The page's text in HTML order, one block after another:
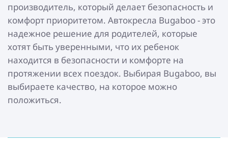
производитель, который делает безопасность и
комфорт приоритетом. Автокресла Bugaboo - это
надежное решение для родителей, которые
хотят быть уверенными, что их ребенок
находится в безопасности и комфорте на
протяжении всех поездок. Выбирая Bugaboo, вы
выбираете качество, на которое можно
положиться.